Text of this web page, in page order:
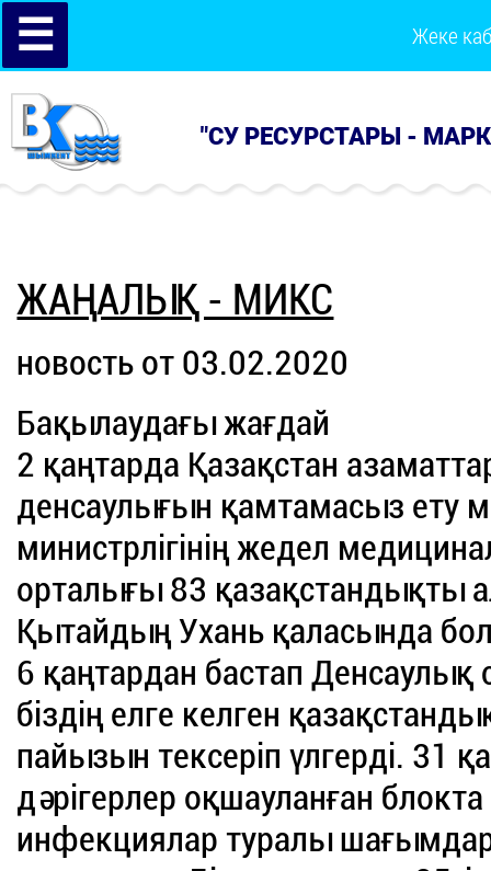
☰ Жеке
"СУ РЕСУРСТАРЫ -
ЖАҢАЛЫҚ - МИКС
новость от 03.02.2020
Бақылаудағы жағдай
2 қаңтарда Қазақстан
денсаулығын қамтамасыз ету
министрлігінің жедел
орталығы 83 қазақстандықты
Қытайдың Ухань қаласында
6 қаңтардан бастап Денсаулық
біздің елге келген
пайызын тексеріп үлгерді. 31
дәрігерлер оқшауланған
инфекциялар туралы